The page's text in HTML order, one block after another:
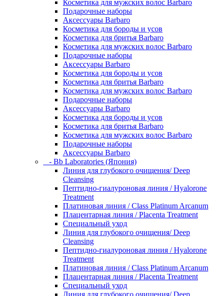
Косметика для мужских волос Barbaro
Подарочные наборы
Аксессуары Barbaro
Косметика для бороды и усов
Косметика для бритья Barbaro
Косметика для мужских волос Barbaro
Подарочные наборы
Аксессуары Barbaro
Косметика для бороды и усов
Косметика для бритья Barbaro
Косметика для мужских волос Barbaro
Подарочные наборы
Аксессуары Barbaro
Косметика для бороды и усов
Косметика для бритья Barbaro
Косметика для мужских волос Barbaro
Подарочные наборы
Аксессуары Barbaro
- Bb Laboratories (Япония)
Линия для глубокого очищения/ Deep
Cleansing
Пептидно-гиалуроновая линия / Hyalorone
Treatment
Платиновая линия / Class Platinum Arcanum
Плацентарная линия / Placenta Treatment
Специальный уход
Линия для глубокого очищения/ Deep
Cleansing
Пептидно-гиалуроновая линия / Hyalorone
Treatment
Платиновая линия / Class Platinum Arcanum
Плацентарная линия / Placenta Treatment
Специальный уход
Линия для глубокого очищения/ Deep